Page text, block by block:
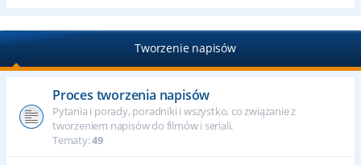
Tworzenie napisów
Proces tworzenia napisów
Pytania i porady, poradniki i wszystko, co związanie z
tworzeniem napisów do filmów i seriali.
Tematy:49